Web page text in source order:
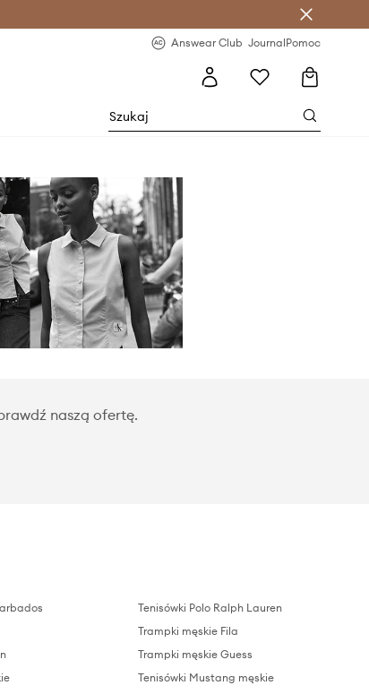
Answear Club JournalPomoc
naszą ofertę.
Tenisówki Polo Ralph Lauren
Trampki męskie Fila
Trampki męskie Guess
Tenisówki Mustang męskie